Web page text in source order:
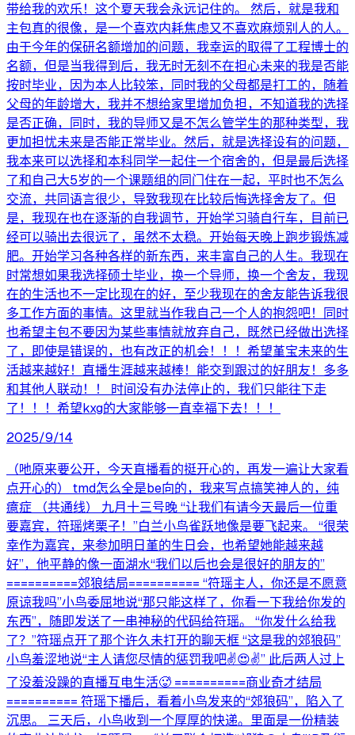
带给我的欢乐！这个夏天我会永远记住的。 然后，就是我和
主包真的很像，是一个喜欢内耗焦虑又不喜欢麻烦别人的人。
由于今年的保研名额增加的问题，我幸运的取得了工程博士的
名额，但是当我得到后，我无时无刻不在担心未来的我是否能
按时毕业，因为本人比较笨，同时我的父母都是打工的，随着
父母的年龄增大，我并不想给家里增加负担，不知道我的选择
是否正确，同时，我的导师又是不怎么管学生的那种类型，我
更加担忧未来是否能正常毕业。然后，就是选择设有的问题，
我本来可以选择和本科同学一起住一个宿舍的，但是最后选择
了和自己大5岁的一个课题组的同门住在一起，平时也不怎么
交流，共同语言很少，导致我现在比较后悔选择舍友了。但
是，我现在也在逐渐的自我调节，开始学习骑自行车，目前已
经可以骑出去很远了，虽然不太稳。开始每天晚上跑步锻炼减
肥。开始学习各种各样的新东西，来丰富自己的人生。我现在
时常想如果我选择硕士毕业，换一个导师，换一个舍友，我现
在的生活也不一定比现在的好，至少我现在的舍友能告诉我很
多工作方面的事情。这里就当作我自己一个人的抱怨吧！同时
也希望主包不要因为某些事情就放弃自己，既然已经做出选择
了，即使是错误的，也有改正的机会！！！希望堇宝未来的生
活越来越好！直播生涯越来越棒！能交到跟过的好朋友！多多
和其他人联动！！ 时间没有办法停止的，我们只能往下走
了！！！希望kxg的大家能够一直幸福下去！！！
2025/9/14
（吔原来要公开，今天直播看的挺开心的，再发一遍让大家看
点开心的） tmd怎么全是be向的，我来写点搞笑神人的，纯
癔症 （共通线） 九月十三号晚 “让我们有请今天最后一位重
要嘉宾，符瑶烤栗子！”白兰小鸟雀跃地像是要飞起来。 “很荣
幸作为嘉宾，来参加明日堇的生日会，也希望她能越来越
好”，他平静的像一面湖水“我们以后也会是很好的朋友的”
==========郊狼结局========== “符瑶主人，你还是不愿意
原谅我吗”小鸟委屈地说“那只能这样了，你看一下我给你发的
东西”，随即发送了一串神秘的代码给符瑶。 “你发什么给我
了？”符瑶点开了那个许久未打开的聊天框 “这是我的郊狼码”
小鸟羞涩地说“主人请您尽情的惩罚我吧✌️😍✌️” 此后两人过上
了没羞没躁的直播互电生活🥵 ==========商业奇才结局
========== 符瑶下播后，看着小鸟发来的“郊狼码”，陷入了
沉思。 三天后，小鸟收到一个厚厚的快递。里面是一份精装